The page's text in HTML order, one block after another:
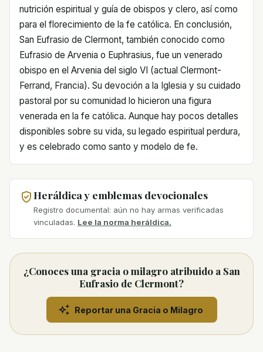
nutrición espiritual y guía de obispos y clero, así como
para el florecimiento de la fe católica. En conclusión,
San Eufrasio de Clermont, también conocido como
Eufrasio de Arvenia o Euphrasius, fue un venerado
obispo en el Arvenia del siglo VI (actual Clermont-
Ferrand, Francia). Su devoción a la Iglesia y su cuidado
pastoral por su comunidad lo hicieron una figura
venerada en la fe católica. Aunque hay pocos detalles
disponibles sobre su vida, su legado espiritual perdura,
y es celebrado como santo y modelo de fe.
Heráldica y emblemas devocionales
Registro documental: aún no hay armas verificadas
vinculadas. Lee la norma heráldica.
¿Conoces una gracia o milagro atribuido a San
Eufrasio de Clermont?
Reportar una Gracia o Milagro